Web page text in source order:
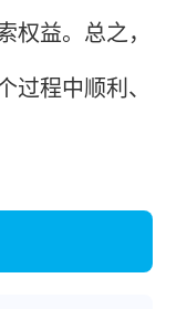
益。总之，
程中顺利、